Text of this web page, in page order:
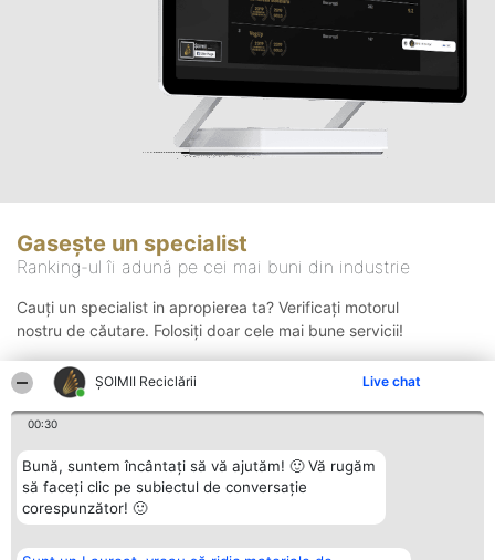
ȘOIMII Reciclării Live chat
00:30
Bună, suntem încântați să vă ajutăm! 🙂 Vă rugăm
să faceți clic pe subiectul de conversație
corespunzător! 🙂
Gasește un specialist
Ranking-ul îi adună pe cei mai buni din industrie
Cauți un specialist in apropierea ta? Verificați motorul
nostru de căutare. Folosiți doar cele mai bune servicii!